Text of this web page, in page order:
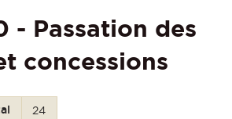
- Passation des
concessions
24